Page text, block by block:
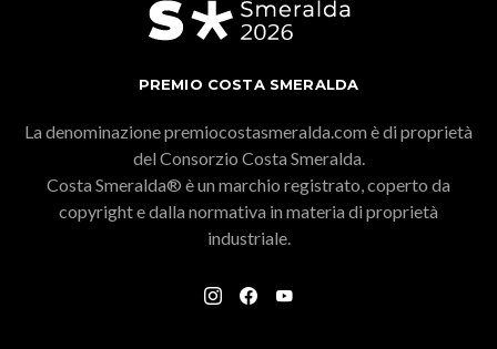
PREMIO COSTA SMERALDA
La denominazione premiocostasmeralda.com è di proprietà
del Consorzio Costa Smeralda.
Costa Smeralda® è un marchio registrato, coperto da
copyright e dalla normativa in materia di proprietà
industriale.